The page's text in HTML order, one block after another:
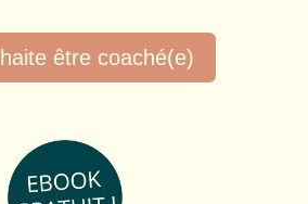
être coaché(e)